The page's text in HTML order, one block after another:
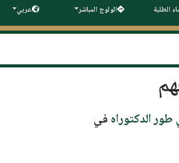
الطلبة الولوج المباشر عربي
الدكتوراهفي